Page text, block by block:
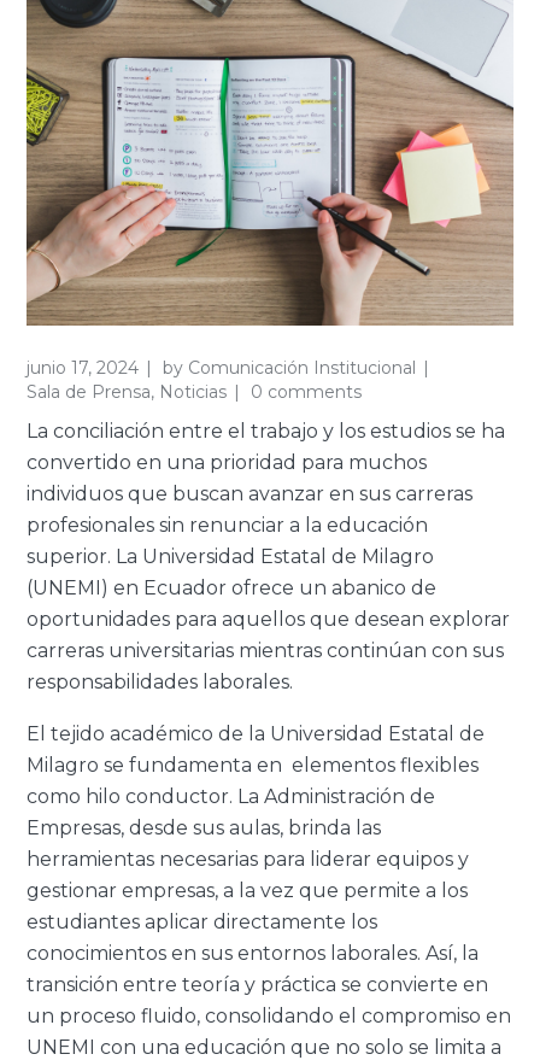
junio 17, 2024 by Comunicación Institucional
Sala de Prensa, Noticias 0 comments
La conciliación entre el trabajo y los estudios se ha
convertido en una prioridad para muchos
individuos que buscan avanzar en sus carreras
profesionales sin renunciar a la educación
superior. La Universidad Estatal de Milagro
(UNEMI) en Ecuador ofrece un abanico de
oportunidades para aquellos que desean explorar
carreras universitarias mientras continúan con sus
responsabilidades laborales.
El tejido académico de la Universidad Estatal de
Milagro se fundamenta en elementos flexibles
como hilo conductor. La Administración de
Empresas, desde sus aulas, brinda las
herramientas necesarias para liderar equipos y
gestionar empresas, a la vez que permite a los
estudiantes aplicar directamente los
conocimientos en sus entornos laborales. Así, la
transición entre teoría y práctica se convierte en
un proceso fluido, consolidando el compromiso en
UNEMI con una educación que no solo se limita a